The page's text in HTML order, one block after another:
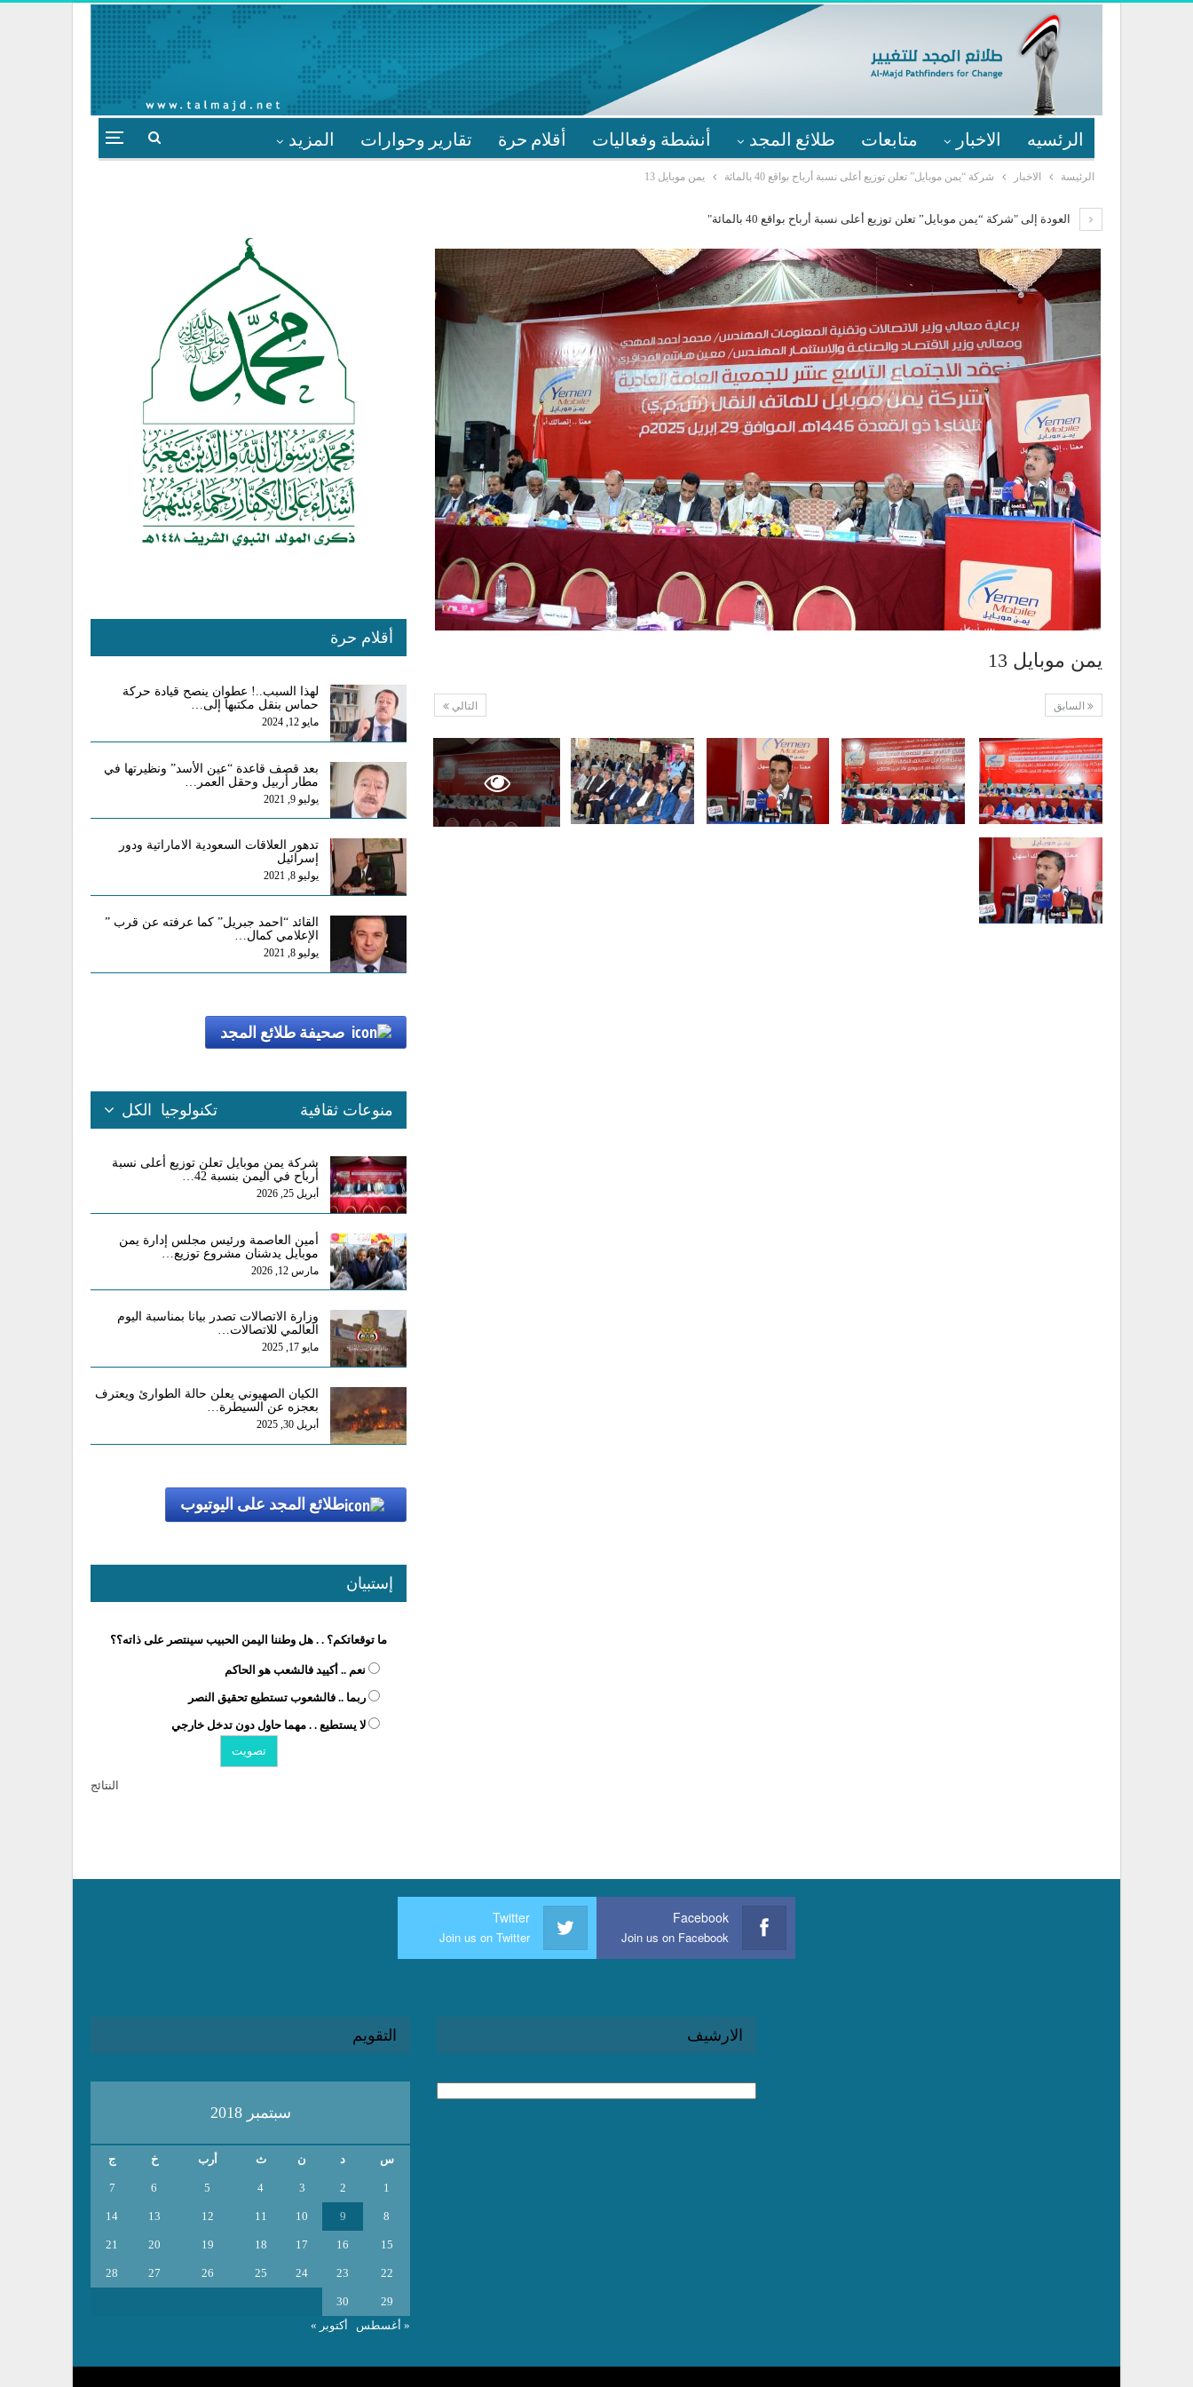
الرئسيه الاخبار متابعات طلائع المجد أنشطة وفعاليات أقلام حرة تقارير وحوارات المزيد
الرئيسة الاخبار شركة “يمن موبايل” تعلن توزيع أعلى نسبة أرباح بواقع 40 بالمائة يمن موبايل 13
العودة إلى "شركة “يمن موبايل” تعلن توزيع أعلى نسبة أرباح بواقع 40 بالمائة"
يمن موبايل 13
التالي السابق
أقلام حرة
لهذا السبب..! عطوان ينصح قيادة حركة
حماس بنقل مكتبها إلى…
مايو 12, 2024
بعد قصف قاعدة “عين الأسد” ونظيرتها في
مطار أربيل وحقل العمر…
يوليو 9, 2021
تدهور العلاقات السعودية الاماراتية ودور
إسرائيل
يوليو 8, 2021
القائد “احمد جبريل” كما عرفته عن قرب ”
الإعلامي كمال…
يوليو 8, 2021
صحيفة طلائع المجد
الكل منوعات ثقافية تكنولوجيا
شركة يمن موبايل تعلن توزيع أعلى نسبة
أرباح في اليمن بنسبة 42…
أبريل 25, 2026
أمين العاصمة ورئيس مجلس إدارة يمن
موبايل يدشنان مشروع توزيع…
مارس 12, 2026
وزارة الاتصالات تصدر بيانا بمناسبة اليوم
العالمي للاتصالات…
مايو 17, 2025
الكيان الصهيوني يعلن حالة الطوارئ ويعترف
بعجزه عن السيطرة…
أبريل 30, 2025
طلائع المجد على اليوتيوب
إستبيان
ما توقعاتكم؟ . . هل وطننا اليمن الحبيب سينتصر على ذاته؟؟
نعم .. أكييد فالشعب هو الحاكم
ربما .. فالشعوب تستطيع تحقيق النصر
لا يستطيع . . مهما حاول دون تدخل خارجي
النتائج
Facebook
Join us on Facebook
Twitter
Join us on Twitter
الارشيف التقويم
سبتمبر 2018
س د ن ث أرب خ ج
1
2
3
4
5
6
7
8
9
10
11
12
13
14
15
16
17
18
19
20
21
22
23
24
25
26
27
28
29
30
« أغسطس
أكتوبر »